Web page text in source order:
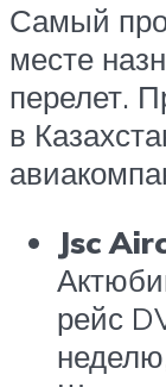
Самый
месте
перелет.
в
Jsc
рейс